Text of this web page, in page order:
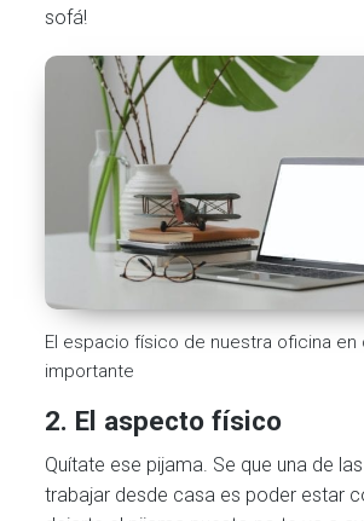
sofá!
El espacio físico de nuestra oficina en
importante
2. El aspecto físico
Quítate ese pijama. Se que una de
trabajar desde casa es poder estar